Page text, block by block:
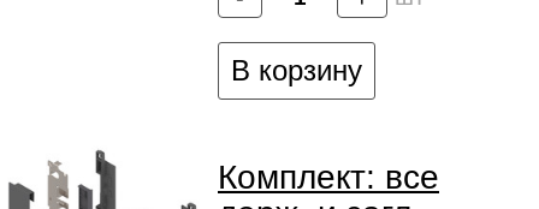
В корзину
Комплект: все